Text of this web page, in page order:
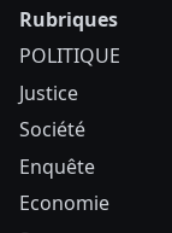
Rubriques
POLITIQUE
Justice
Société
Enquête
Economie